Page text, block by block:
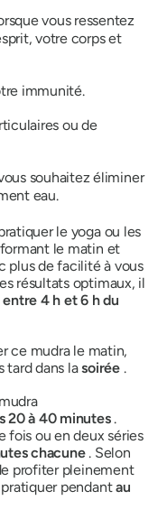
vous ressentez
votre corps et
immunité.
ou de
souhaitez éliminer
eau.
le yogaou les
le matin et
plus de facilité à vous
résultats optimaux, il
entre 4 h et 6 h du
ce mudrale matin,
tard dans lasoirée.
20 à 40 minutes.
fois ou en deux séries
chacune. Selon
profiter pleinement
pendantau